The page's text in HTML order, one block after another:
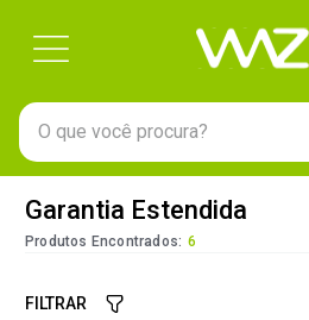
O que você procura?
Garantia Estendida
Produtos Encontrados: 6
FILTRAR
1º